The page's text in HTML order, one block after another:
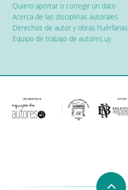
Quiero aportar o corregir un dato
Acerca de las disciplinas autorales
Derechos de autor y obras huérfanas
Equipo de trabajo de autores.uy